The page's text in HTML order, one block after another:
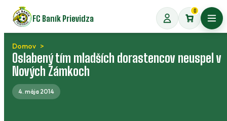
Preskočiť
na
obsah
FC Baník Prievidza
0
Domov
Oslabený tím mladších dorastencov neuspel v
Nových Zámkoch
4. mája 2014